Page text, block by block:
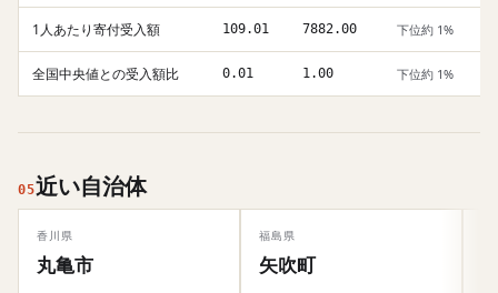
1人あたり寄付受入額 109.01 7882.00 下位約 1%
全国中央値との受入額比 0.01 1.00 下位約 1%
05近い自治体
香川県
丸亀市
福島県
矢吹町